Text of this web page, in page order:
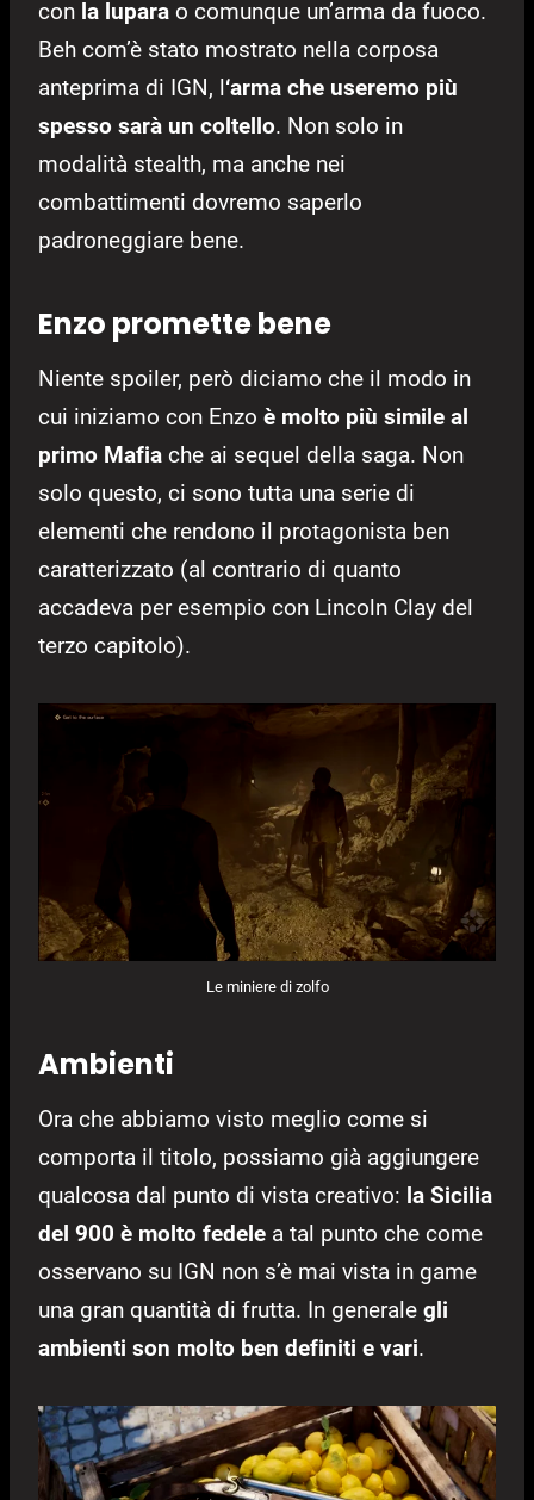
con la lupara o comunque un’arma da fuoco.
Beh com’è stato mostrato nella corposa
anteprima di IGN, l‘arma che useremo più
spesso sarà un coltello. Non solo in
modalità stealth, ma anche nei
combattimenti dovremo saperlo
padroneggiare bene.
Enzo promette bene
Niente spoiler, però diciamo che il modo in
cui iniziamo con Enzo è molto più simile al
primo Mafia che ai sequel della saga. Non
solo questo, ci sono tutta una serie di
elementi che rendono il protagonista ben
caratterizzato (al contrario di quanto
accadeva per esempio con Lincoln Clay del
terzo capitolo).
Le miniere di zolfo
Ambienti
Ora che abbiamo visto meglio come si
comporta il titolo, possiamo già aggiungere
qualcosa dal punto di vista creativo: la Sicilia
del 900 è molto fedele a tal punto che come
osservano su IGN non s’è mai vista in game
una gran quantità di frutta. In generale gli
ambienti son molto ben definiti e vari.